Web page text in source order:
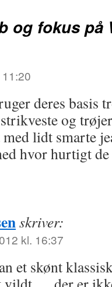
og fokus på
deres basis
og
lidt smarte
hvor hurtigt de
skriver:
kl. 16:37
et skønt